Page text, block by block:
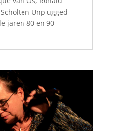
Unplugged
jaren 80 en 90